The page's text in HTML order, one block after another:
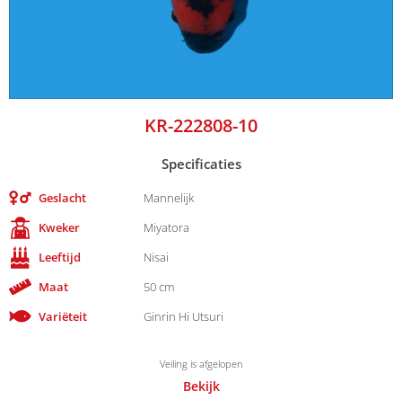
KR-222808-10
Specificaties
Geslacht
Mannelijk
Kweker
Miyatora
Leeftijd
Nisai
Maat
50 cm
Variëteit
Ginrin Hi Utsuri
Veiling is afgelopen
Bekijk